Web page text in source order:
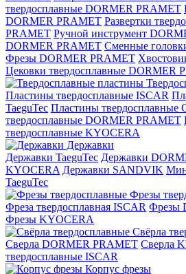
твердосплавные DORMER PRAMET
DORMER PRAMET Развертки
PRAMET Ручной инструмент
DORMER PRAMET Сменные
Фрезы DORMER PRAMET
Цековки твердосплавные DORMER
Пластины твердосплавные ISCAR
TaeguTec Пластины твердосплавные
твердосплавные DORMER PRAMET
твердосплавные KYOCERA
Державки
Державки TaeguTec Державки
KYOCERA Державки SANDVIK
TaeguTec
Фрезы
Фреза твердосплавная ISCAR Фрезы
Фрезы KYOCERA
Свёрла
Сверла DORMER PRAMET Сверла
твердосплавные ISCAR
Корпус фрезы